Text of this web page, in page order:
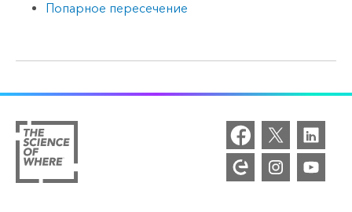
Попарное пересечение